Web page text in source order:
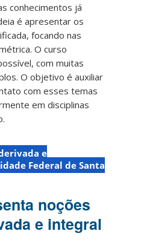
conhecimentos já
é apresentar os
focando nas
O curso
com muitas
O objetivo é auxiliar
com esses temas
em disciplinas
e
Federal de Santa
noções
e integral